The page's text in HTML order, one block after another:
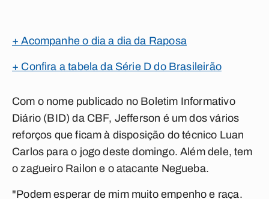
+ Acompanhe o dia a dia da Raposa
+ Confira a tabela da Série D do Brasileirão
Com o nome publicado no Boletim Informativo
Diário (BID) da CBF, Jefferson é um dos vários
reforços que ficam à disposição do técnico Luan
Carlos para o jogo deste domingo. Além dele, tem
o zagueiro Railon e o atacante Negueba.
"Podem esperar de mim muito empenho e raça.